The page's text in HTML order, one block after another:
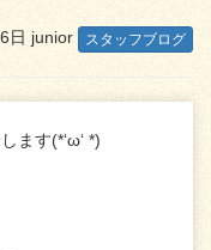
日 junior スタッフブログ
ます(*‘ω‘ *)